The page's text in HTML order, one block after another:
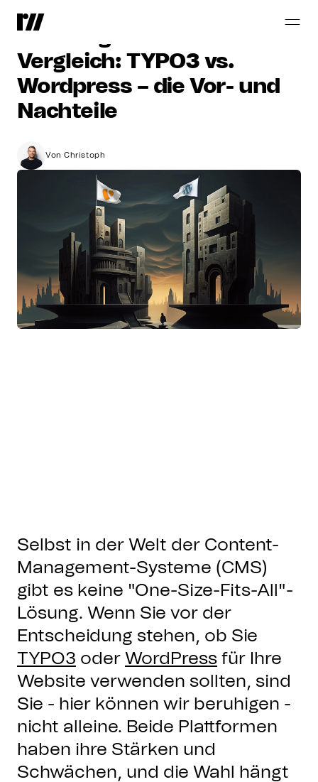
Open
CMS-Giganten
Vergleich: TYPO3 vs.
Wordpress – die Vor- und
Nachteile
Von Christoph
Selbst in der Welt der Content-
Management-Systeme (CMS)
gibt es keine "One-Size-Fits-All"-
Lösung. Wenn Sie vor der
Entscheidung stehen, ob Sie
TYPO3 oder WordPress für Ihre
Website verwenden sollten, sind
Sie - hier können wir beruhigen -
nicht alleine. Beide Plattformen
haben ihre Stärken und
Schwächen, und die Wahl hängt